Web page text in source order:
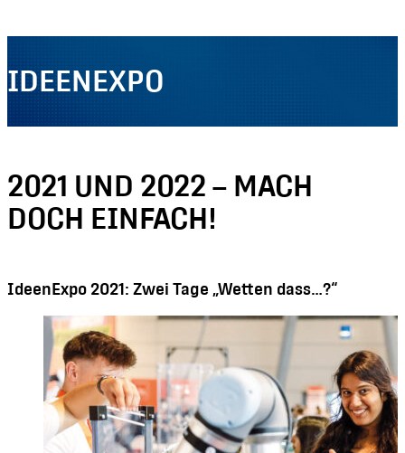
IDEENEXPO
2021 UND 2022 – MACH
DOCH EINFACH!
IdeenExpo 2021: Zwei Tage „Wetten dass…?“